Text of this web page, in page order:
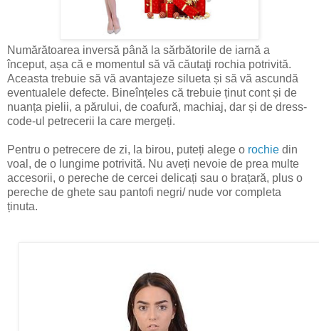
Numărătoarea inversă până la sărbătorile de iarnă a
început, așa că e momentul să vă căutaţi rochia potrivită.
Aceasta trebuie să vă avantajeze silueta și să vă ascundă
eventualele defecte. Bineînțeles că trebuie ținut cont și de
nuanța pielii, a părului, de coafură, machiaj, dar și de dress-
code-ul petrecerii la care mergeți.
Pentru o petrecere de zi, la birou, puteți alege o rochie din
voal, de o lungime potrivită. Nu aveți nevoie de prea multe
accesorii, o pereche de cercei delicați sau o brațară, plus o
pereche de ghete sau pantofi negri/ nude vor completa
ținuta.